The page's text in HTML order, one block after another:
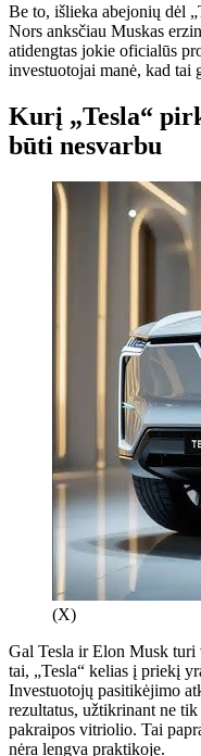
Be to, išlieka abejonių dėl
Nors anksčiau Muskas
atidengtas jokie oficialūs
investuotojai manė, kad tai
Kurį „Tesla“
būti nesvarbu
(X)
Gal Tesla ir Elon Musk turi
tai, „Tesla“ kelias į priekį
Investuotojų pasitikėjimo
rezultatus, užtikrinant ne
pakraipos vitriolio. Tai
nėra lengva praktikoje.